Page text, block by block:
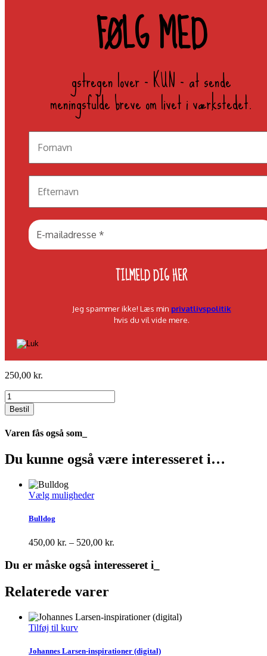
FØLG MED
gstregen lover - KUN - at sende
meningsfulde breve om livet i værkstedet.
Jeg spammer ikke! Læs min privatlivspolitik
hvis du vil vide mere.
250,00 kr.
Lenes
lille
hund
quantity
Bestil
Varen fås også som_
Du kunne også være interesseret i…
Vælg muligheder
vare
flere
varianter.
Mulighederne
kan
på
Bulldog
450,00 kr. – 520,00 kr.
til
Du er måske også interesseret i_
Relaterede varer
Tilføj til kurv
Johannes Larsen-inspirationer (digital)